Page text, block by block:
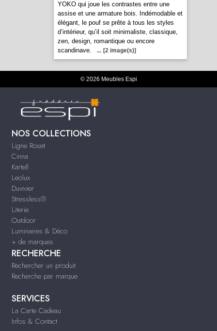
YOKO qui joue les contrastes entre une
assise et une armature bois. Indémodable et
élégant, le pouf se prête à tous les styles
d’intérieur, qu’il soit minimaliste, classique,
zen, design, romantique ou encore
scandinave.
... [2 image(s)]
© 2026 Meubles Espi
NOS COLLECTIONS
Ligne Roset
Cinna
Kartell
Leolux
Duvivier
Stressless®
Literie
Outdoor
Luminaires & Déco
+ de marques
RECHERCHE
Rechercher un produit
Recherche par marque
SERVICES
La Carte Cadeau
Infos & Contact